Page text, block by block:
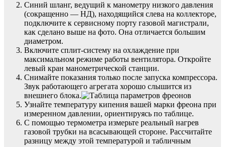
Синий шланг, ведущий к манометру низкого давления
(сокращенно — НД), находящийся слева на коллекторе,
подключите к сервисному порту газовой магистрали,
как сделано выше на фото. Она отличается большим
диаметром.
Включите сплит-систему на охлаждение при
максимальном режиме работы вентилятора. Откройте
левый кран манометрической станции.
Снимайте показания только после запуска компрессора.
Звук работающего агрегата хорошо слышится из
внешнего блока.
Узнайте температуру кипения вашей марки фреона при
измеренном давлении, ориентируясь по таблице.
С помощью термометра измерьте реальный нагрев
газовой трубки на всасывающей стороне. Рассчитайте
разницу между этой температурой и табличным